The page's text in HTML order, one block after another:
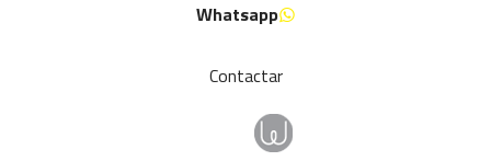
Whatsapp
Contactar